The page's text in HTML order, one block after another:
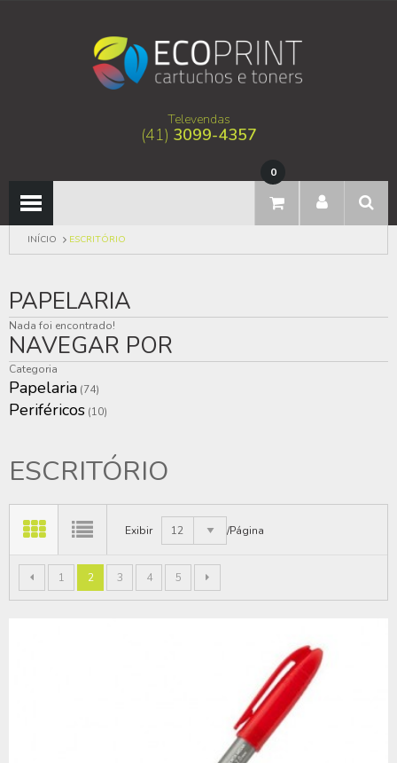
Televendas
(41) 3099-4357
0
INÍCIO ESCRITÓRIO
PAPELARIA
Nada foi encontrado!
NAVEGAR POR
Categoria
Papelaria (74)
Periféricos (10)
ESCRITÓRIO
Exibir 12 /Página
1 2 3 4 5